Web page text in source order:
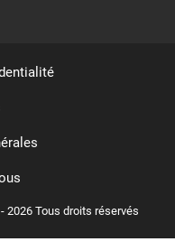
2026 Tous droits réservés